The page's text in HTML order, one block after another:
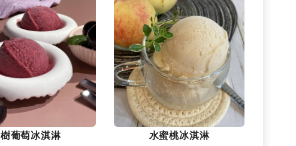
樹葡萄冰淇淋 水蜜桃冰淇淋